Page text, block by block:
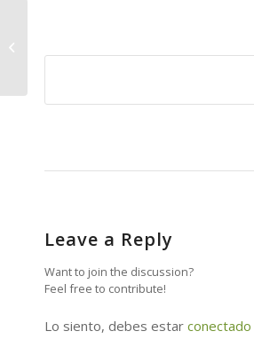
Leave a Reply
Want to join the discussion?
Feel free to contribute!
Lo siento, debes estar conectado